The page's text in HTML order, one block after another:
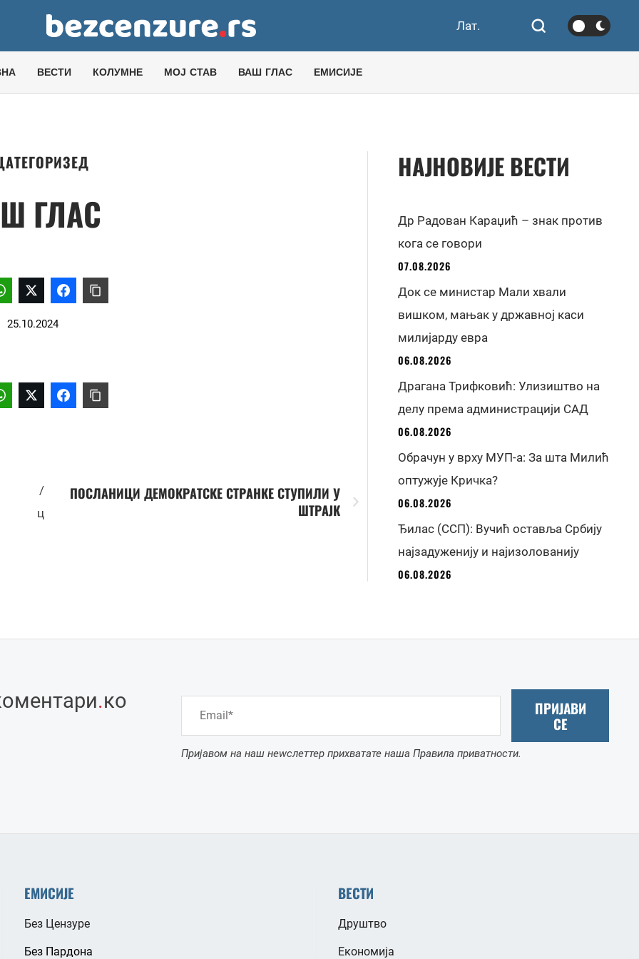
Лат.
ВЕСТИ КОЛУМНЕ МОЈ СТАВ ВАШ ГЛАС ЕМИСИЈЕ
ГЛАС
25.10.2024
/
ц
ПОСЛАНИЦИ ДЕМОКРАТСКЕ СТРАНКЕ СТУПИЛИ У
ШТРАЈК
НАЈНОВИЈЕ ВЕСТИ
Др Радован Караџић – знак против
кога се говори
07.08.2026
Док се министар Мали хвали
вишком, мањак у државној каси
милијарду евра
06.08.2026
Драгана Трифковић: Улизиштво на
делу према администрацији САД
06.08.2026
Обрачун у врху МУП-а: За шта Милић
оптужује Кричка?
06.08.2026
Ђилас (ССП): Вучић оставља Србију
најзадуженију и најизолованију
06.08.2026
.ко ПРИЈАВИ
СЕ
Пријавом на наш неwслеттер прихватате наша Правила приватности.
ЕМИСИЈЕ
Без Цензуре
Без Пардона
ВЕСТИ
Друштво
Економија